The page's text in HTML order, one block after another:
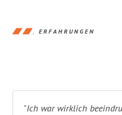
ERFAHRUNGEN
"Ich war wirklich